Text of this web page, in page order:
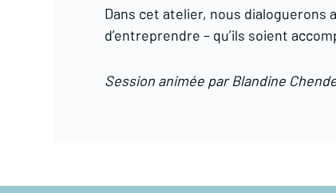
Dans cet atelier, nous
d’entreprendre – qu’ils soient
Session animée par Blandine